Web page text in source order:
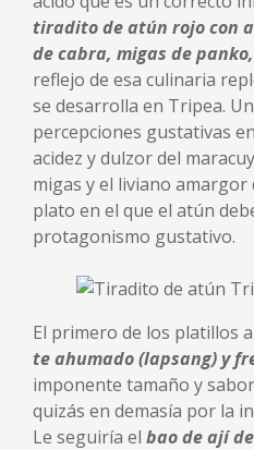
tiradito de atún rojo con
de cabra, migas de
reflejo de esa culinaria
se desarrolla en Tripea.
percepciones gustativas
acidez y dulzor del
migas y el liviano amargor
plato en el que el atún
protagonismo gustativo.
El primero de los platillos
te ahumado (lapsang) y
imponente tamaño y
quizás en demasía por la
Le seguiría el bao de ají